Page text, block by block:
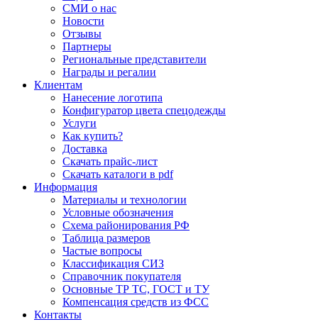
СМИ о нас
Новости
Отзывы
Партнеры
Региональные представители
Награды и регалии
Клиентам
Нанесение логотипа
Конфигуратор цвета спецодежды
Услуги
Как купить?
Доставка
Скачать прайс-лист
Скачать каталоги в pdf
Информация
Материалы и технологии
Условные обозначения
Схема районирования РФ
Таблица размеров
Частые вопросы
Классификация СИЗ
Справочник покупателя
Основные ТР ТС, ГОСТ и ТУ
Компенсация средств из ФСС
Контакты